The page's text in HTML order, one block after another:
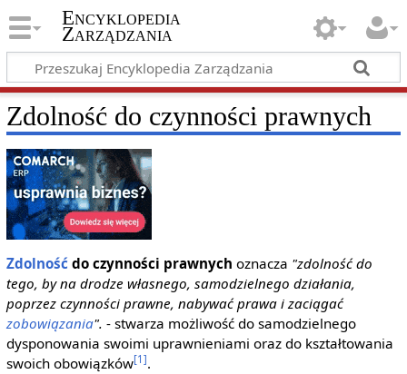
Encyklopedia
Zarządzania
Zdolność do czynności prawnych
Zdolnośćdo czynności prawnych oznacza "zdolność do
tego, by na drodze własnego, samodzielnego działania,
poprzez czynności prawne, nabywać prawa i zaciągać
zobowiązania". - stwarza możliwość do samodzielnego
dysponowania swoimi uprawnieniami oraz do kształtowania
swoich obowiązków[1].